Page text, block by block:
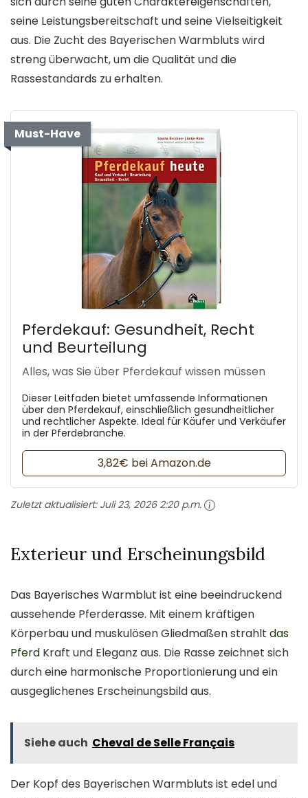
seine Leistungsbereitschaft und seine Vielseitigkeit
aus. Die Zucht des Bayerischen Warmbluts wird
streng überwacht, um die Qualität und die
Rassestandards zu erhalten.
Must-Have
Pferdekauf: Gesundheit, Recht
und Beurteilung
Alles, was Sie über Pferdekauf wissen müssen
Dieser Leitfaden bietet umfassende Informationen
über den Pferdekauf, einschließlich gesundheitlicher
und rechtlicher Aspekte. Ideal für Käufer und Verkäufer
in der Pferdebranche.
3,82€ bei Amazon.de
Zuletzt aktualisiert: Juli 23, 2026 2:20 p.m.
Exterieur und Erscheinungsbild
Das Bayerisches Warmblut ist eine beeindruckend
aussehende Pferderasse. Mit einem kräftigen
Körperbau und muskulösen Gliedmaßen strahlt das
Pferd Kraft und Eleganz aus. Die Rasse zeichnet sich
durch eine harmonische Proportionierung und ein
ausgeglichenes Erscheinungsbild aus.
Siehe auch Cheval de Selle Français
Der Kopf des Bayerischen Warmbluts ist edel und